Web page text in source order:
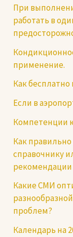
При
работать в
применение.
Как
Если в
Компетенции
Как
справочнику
рекомендации
Какие СМИ
проблем?
Календарь на